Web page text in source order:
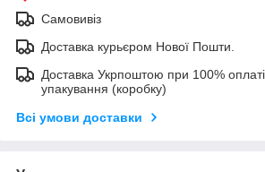
Самовивіз
Доставка курьєром Нової Пошти.
Доставка Укрпоштою при 100%
упакування (коробку)
Всі умови доставки